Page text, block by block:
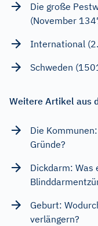
Die große
(November
International
Schweden
Weitere Artikel aus
Die
Gründe?
Dickdarm: Was
Geburt:
verlängern?